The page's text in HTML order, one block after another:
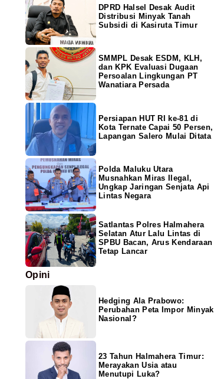
DPRD Halsel Desak Audit
Distribusi Minyak Tanah
Subsidi di Kasiruta Timur
SMMPL Desak ESDM, KLH,
dan KPK Evaluasi Dugaan
Persoalan Lingkungan PT
Wanatiara Persada
Persiapan HUT RI ke-81 di
Kota Ternate Capai 50 Persen,
Lapangan Salero Mulai Ditata
Polda Maluku Utara
Musnahkan Miras Ilegal,
Ungkap Jaringan Senjata Api
Lintas Negara
Satlantas Polres Halmahera
Selatan Atur Lalu Lintas di
SPBU Bacan, Arus Kendaraan
Tetap Lancar
Opini
Hedging Ala Prabowo:
Perubahan Peta Impor Minyak
Nasional?
23 Tahun Halmahera Timur:
Merayakan Usia atau
Menutupi Luka?